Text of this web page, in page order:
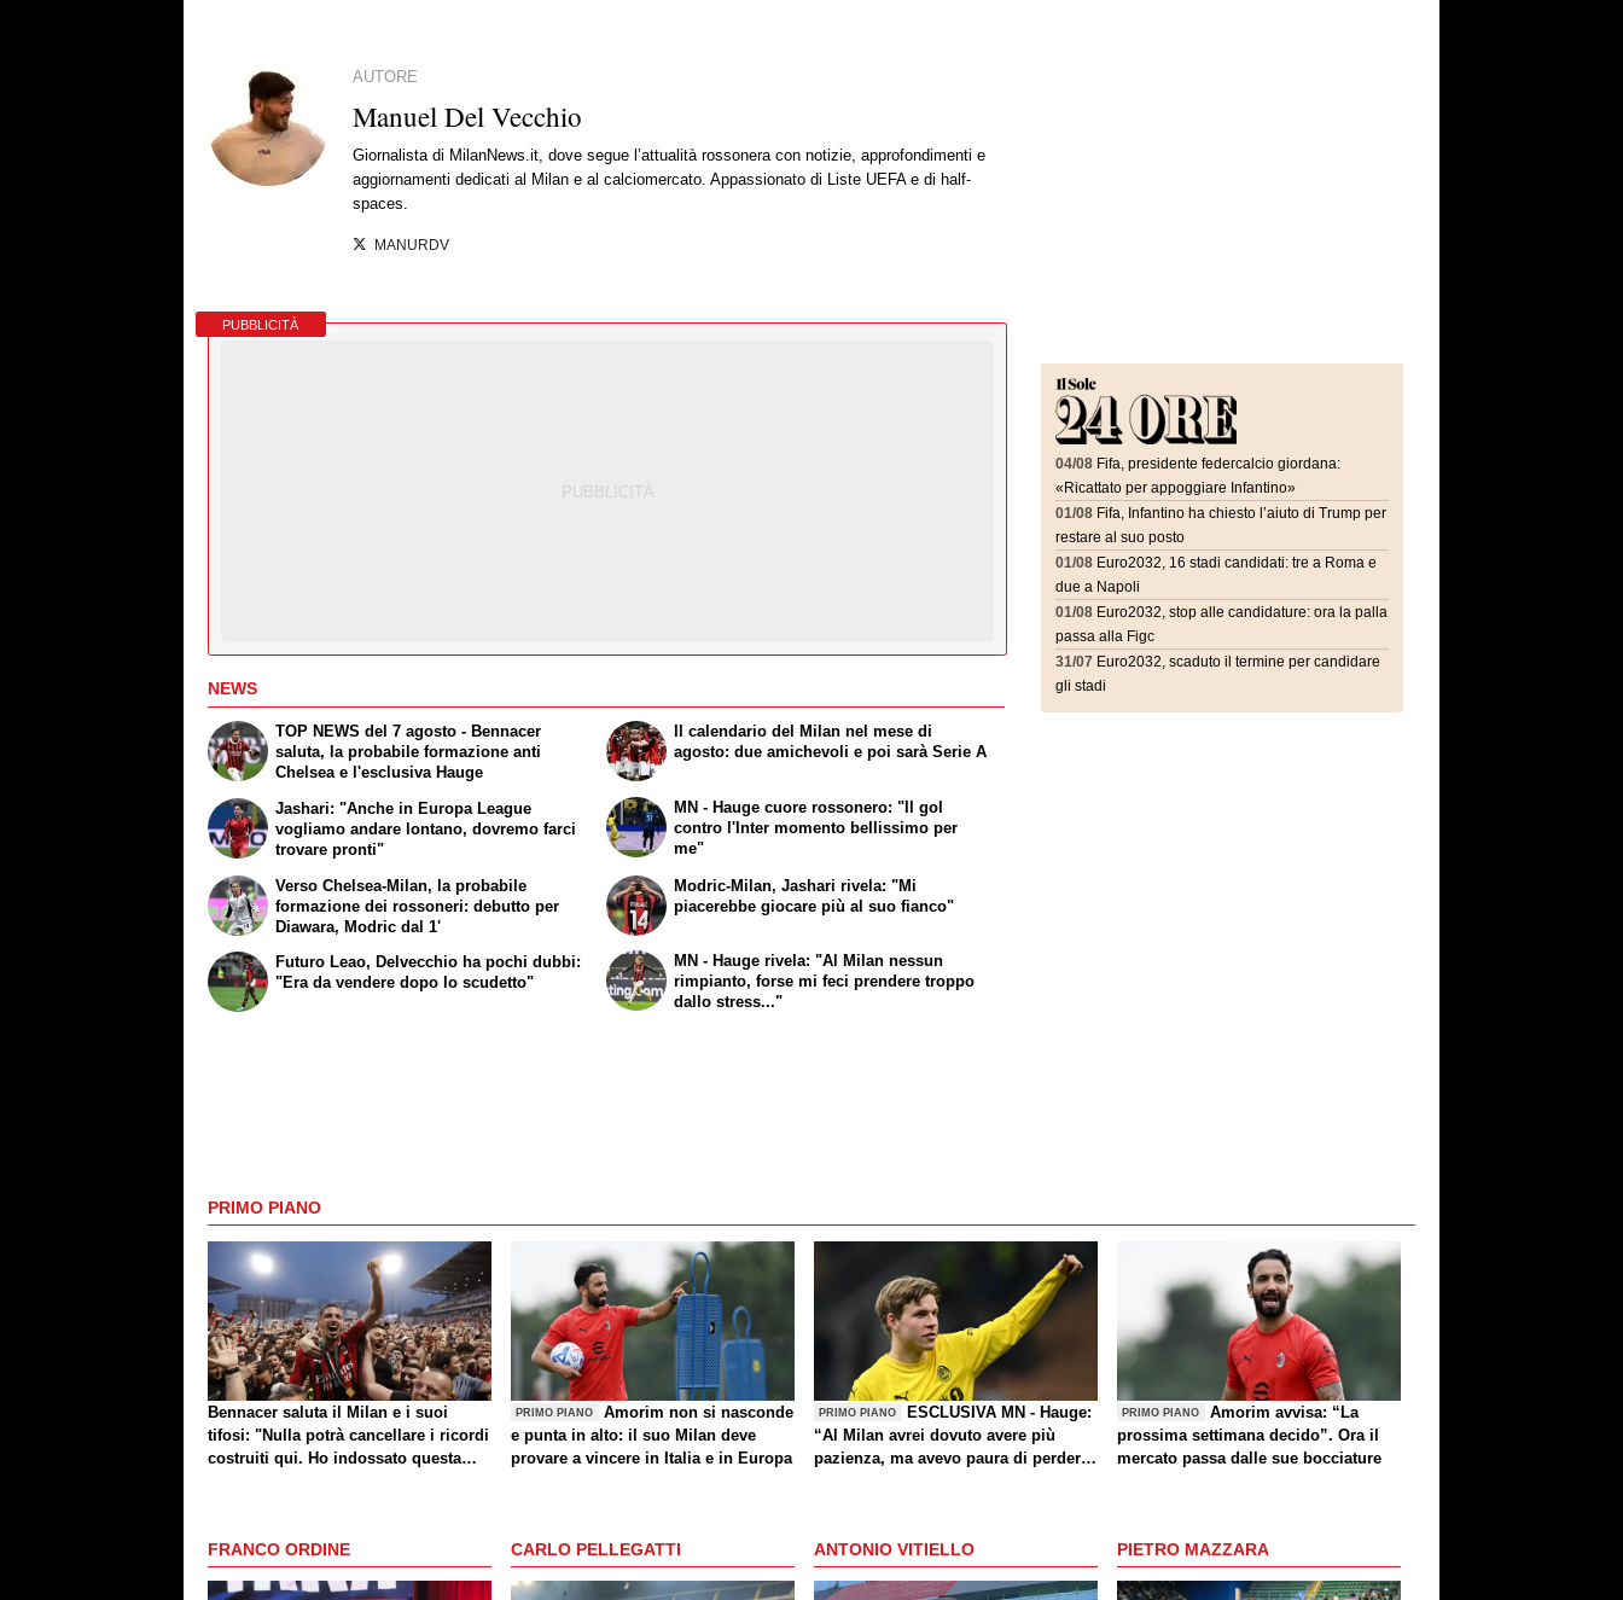
AUTORE
Manuel Del Vecchio
Giornalista di MilanNews.it, dove segue l’attualità rossonera con notizie, approfondimenti e
aggiornamenti dedicati al Milan e al calciomercato. Appassionato di Liste UEFA e di half-
spaces.
MANURDV
PUBBLICITÀ
NEWS
TOP NEWS del 7 agosto - Bennacer
saluta, la probabile formazione anti
Chelsea e l'esclusiva Hauge
Jashari: "Anche in Europa League
vogliamo andare lontano, dovremo farci
trovare pronti"
Il calendario del Milan nel mese di
agosto: due amichevoli e poi sarà Serie A
MN - Hauge cuore rossonero: "Il gol
contro l'Inter momento bellissimo per
me"
Verso Chelsea-Milan, la probabile
formazione dei rossoneri: debutto per
Diawara, Modric dal 1'
Futuro Leao, Delvecchio ha pochi dubbi:
"Era da vendere dopo lo scudetto"
Modric-Milan, Jashari rivela: "Mi
piacerebbe giocare più al suo fianco"
MN - Hauge rivela: "Al Milan nessun
rimpianto, forse mi feci prendere troppo
dallo stress..."
04/08 Fifa, presidente federcalcio giordana:
«Ricattato per appoggiare Infantino»
01/08 Fifa, Infantino ha chiesto l’aiuto di Trump per
restare al suo posto
01/08 Euro2032, 16 stadi candidati: tre a Roma e
due a Napoli
01/08 Euro2032, stop alle candidature: ora la palla
passa alla Figc
31/07 Euro2032, scaduto il termine per candidare
gli stadi
PRIMO PIANO
Bennacer saluta il Milan e i suoi
tifosi: "Nulla potrà cancellare i ricordi
costruiti qui. Ho indossato questa
PRIMO PIANO
Amorim non si nasconde
e punta in alto: il suo Milan deve
provare a vincere in Italia e in Europa
PRIMO PIANO
ESCLUSIVA MN - Hauge:
“Al Milan avrei dovuto avere più
pazienza, ma avevo paura di perdere
un giorno? Magari. Forza Milan!”
PRIMO PIANO
Amorim avvisa: “La
prossima settimana decido”. Ora il
mercato passa dalle sue bocciature
FRANCO ORDINE CARLO PELLEGATTI ANTONIO VITIELLO PIETRO MAZZARA